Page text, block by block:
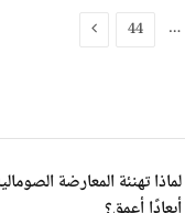
…
44 التالي
لماذا تهنئة المعارضة